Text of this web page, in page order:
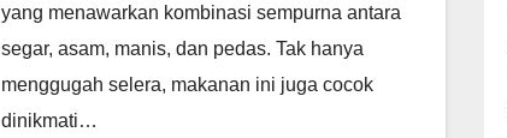
yang menawarkan kombinasi sempurna antara
segar, asam, manis, dan pedas. Tak hanya
menggugah selera, makanan ini juga cocok
dinikmati…